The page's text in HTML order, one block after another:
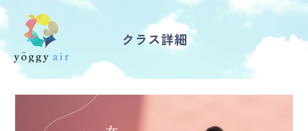
受講の流れ
料金について
クラス詳細